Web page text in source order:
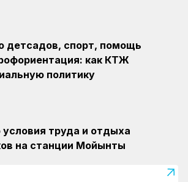
детсадов, спорт, помощь
как КТЖ
политику
труда и отдыха
на станции Мойынты